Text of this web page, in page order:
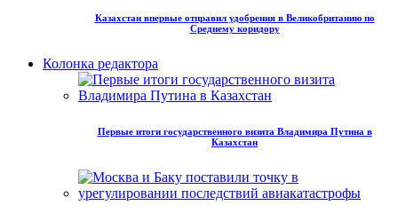
Казахстан впервые отправил удобрения в Великобританию по
Среднему коридору
Колонка редактора
Первые итоги государственного визита Владимира Путина в
Казахстан